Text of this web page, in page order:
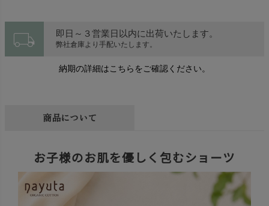
local_shipping 即日～３営業日以内に出荷いたします。
弊社倉庫より手配いたします。
納期の詳細はこちらをご確認ください。
商品について
お子様のお肌を優しく包むショーツ